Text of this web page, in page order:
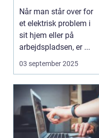
Når man står over for
et elektrisk problem i
sit hjem eller på
arbejdspladsen, er ...
03 september 2025